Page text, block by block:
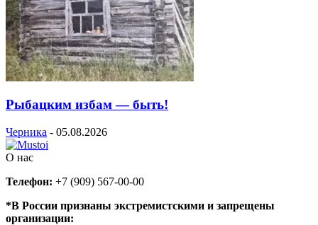
Рыбацким избам — быть!
Черника - 05.08.2026
О нас
Телефон: +7 (909) 567-00-00
*В России признаны экстремистскими и запрещены
организации: